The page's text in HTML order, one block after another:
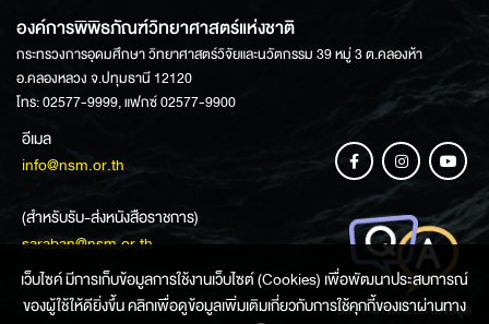
องค์การพิพิธภัณฑ์วิทยาศาสตร์แห่งชาติ
กระทรวงการอุดมศึกษา วิทยาศาสตร์วิจัยและนวัตกรรม 39 หมู่ 3 ต.คลองห้า
อ.คลองหลวง จ.ปทุมธานี 12120
โทร: 02577-9999, แฟกซ์ 02577-9900
อีเมล
info@nsm.or.th
(สำหรับรับ-ส่งหนังสือราชการ)
saraban@nsm.or.th
ช่องทางการสอบถามข้อมูล
เว็บไซค์ มีการเก็บข้อมูลการใช้งานเว็บไซต์ (Cookies) เพื่อพัฒนาประสบการณ์
ของผู้ใช้ให้ดียิ่งขึ้น คลิกเพื่อดูข้อมูลเพิ่มเติมเกี่ยวกับการใช้คุกกี้ของเราผ่านทาง